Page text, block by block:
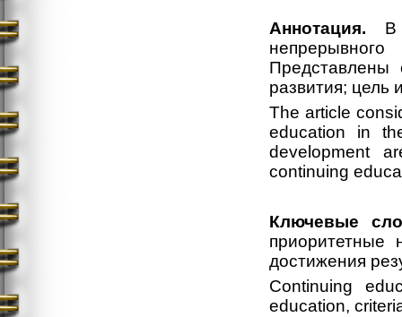
Аннотация. В
Представлены
развития; цель
The article
education in
development
continuing
Ключевые
приоритетные
достижения
Continuing
education,